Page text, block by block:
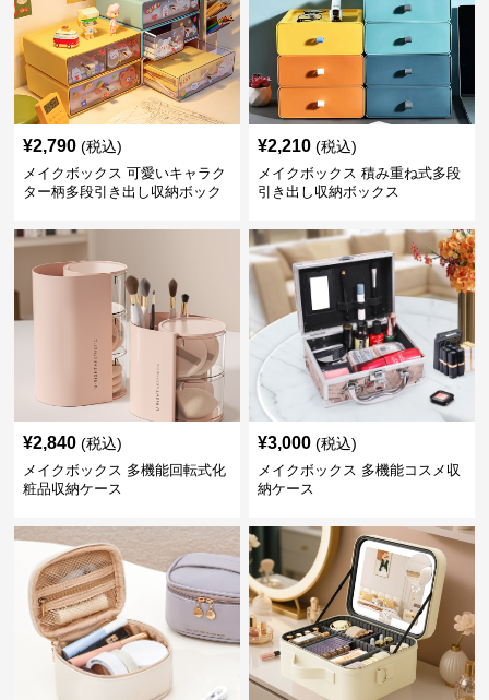
¥2,790 (税込)
メイクボックス 可愛いキャラク
ター柄多段引き出し収納ボック
¥2,210 (税込)
メイクボックス 積み重ね式多段
引き出し収納ボックス
¥2,840 (税込)
メイクボックス 多機能回転式化
粧品収納ケース
¥3,000 (税込)
メイクボックス 多機能コスメ収
納ケース